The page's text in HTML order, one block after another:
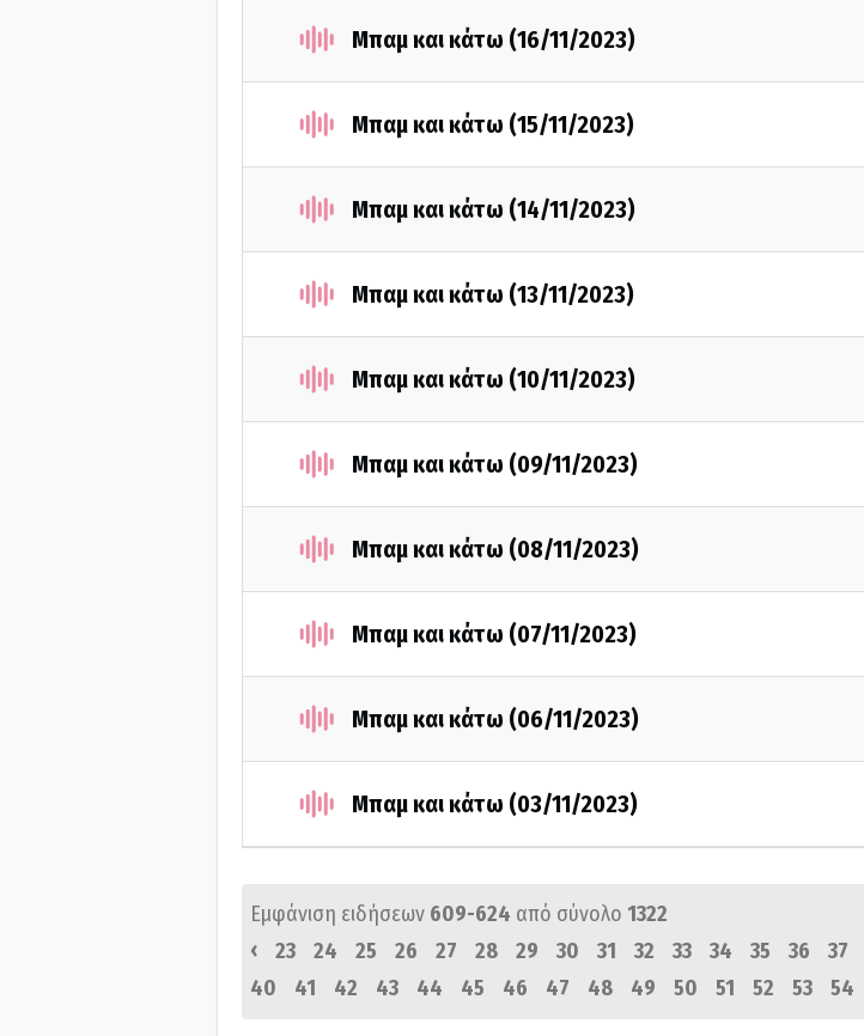
Μπαμ και κάτω (16/11/2023)
Μπαμ και κάτω (15/11/2023)
Μπαμ και κάτω (14/11/2023)
Μπαμ και κάτω (13/11/2023)
Μπαμ και κάτω (10/11/2023)
Μπαμ και κάτω (09/11/2023)
Μπαμ και κάτω (08/11/2023)
Μπαμ και κάτω (07/11/2023)
Μπαμ και κάτω (06/11/2023)
Μπαμ και κάτω (03/11/2023)
Εμφάνιση ειδήσεων 609-624 από σύνολο 1322
‹
23 24 25 26 27 28 29 30 31 32 33 34 35 36 37
40
41 42 43 44 45 46 47 48 49 50 51 52 53 54